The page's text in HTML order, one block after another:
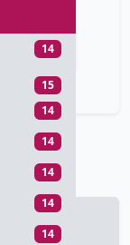
14
14
14
14
14
14
14
15